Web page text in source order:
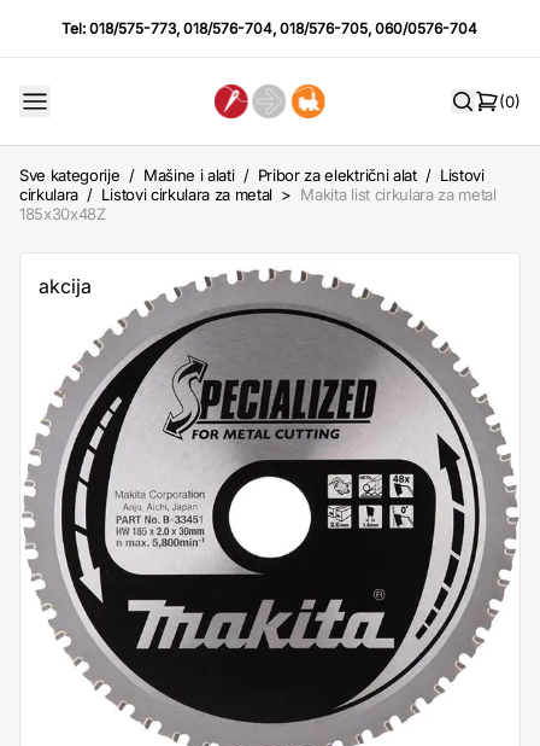
Tel:018/575-773,018/576-704,018/576-705,060/0576-704
(0)
Sve kategorije / Mašine i alati / Pribor za električni alat / Listovi
cirkulara / Listovi cirkulara za metal > Makita list cirkulara za metal
185x30x48Z
akcija